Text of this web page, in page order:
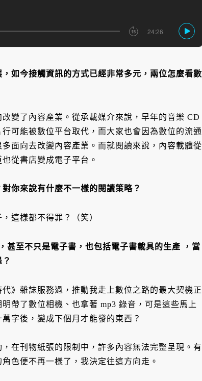
如今接觸資訊的方式已經非常多元，兩位怎麼看數
改變了內容產業。從承載媒介來說，早年的音樂 CD
可能被數位平台取代，而大家也會因為數位的流通
面向去改變內容產業。而就閱讀來說，內容載體從
從書店變成電子平台。
你來說有什麼不一樣的閱讀策略？
這樣都不得罪？（笑）
甚至不只是電子書，也包括電子書載具的生產 ，當
代》雜誌服務過，推動我走上數位之路的最大契機正
帶了數位相機、也拿著 mp3 錄音，可是這些馬上
字後，變成下個月才能發的東西？
在刊物紙張的限制中，許多內容無法完整呈現。有
色便不再一樣了，我決定往這方向走。